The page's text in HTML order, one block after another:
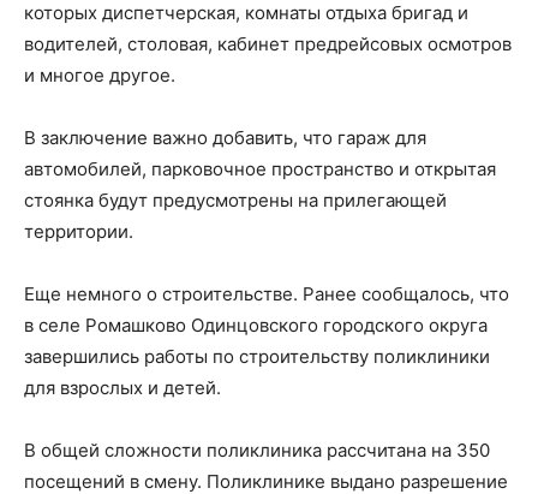
которых диспетчерская, комнаты отдыха бригад и
водителей, столовая, кабинет предрейсовых осмотров
и многое другое.
В заключение важно добавить, что гараж для
автомобилей, парковочное пространство и открытая
стоянка будут предусмотрены на прилегающей
территории.
Еще немного о строительстве. Ранее сообщалось, что
в селе Ромашково Одинцовского городского округа
завершились работы по строительству поликлиники
для взрослых и детей.
В общей сложности поликлиника рассчитана на 350
посещений в смену. Поликлинике выдано разрешение